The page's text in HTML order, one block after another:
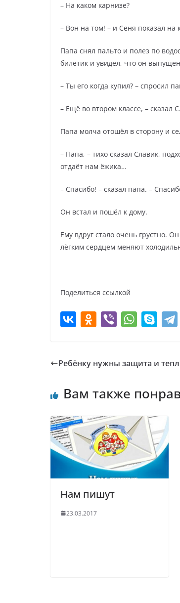
– На каком карнизе?
– Вон на том! – и Сеня показал на
Папа снял пальто и полез по
билетик и увидел, что он
– Ты его когда купил? – спросил
– Ещё во втором классе, – сказал
Папа молча отошёл в сторону и
– Папа, – тихо сказал Славик,
отдаёт нам ёжика…
– Спасибо! – сказал папа. –
Он встал и пошёл к дому.
Ему вдруг стало очень грустно.
лёгким сердцем меняют
Поделиться ссылкой
Ребёнку нужны защита и
Вам также
Нам пишут
23.03.2017